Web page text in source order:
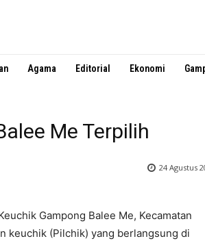
Agama Editorial Ekonomi
Me Terpilih
24 Agustus
Gampong Balee Me, Kecamatan
keuchik (Pilchik) yang berlangsung di